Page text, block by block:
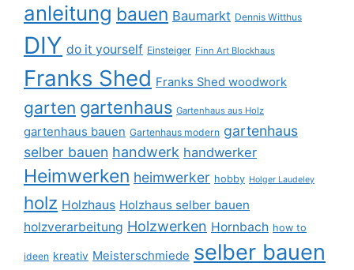
anleitung bauen Baumarkt Dennis Witthus
DIY do it yourself Einsteiger Finn Art Blockhaus
Franks Shed Franks Shed woodwork
garten gartenhaus Gartenhaus aus Holz
gartenhaus bauen Gartenhaus modern gartenhaus
selber bauen handwerk handwerker
Heimwerken heimwerker hobby Holger Laudeley
holz Holzhaus Holzhaus selber bauen
holzverarbeitung Holzwerken Hornbach how to
ideen kreativ Meisterschmiede selber bauen